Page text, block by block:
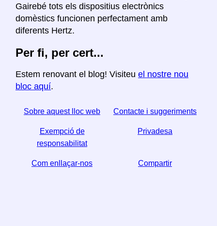
Gairebé tots els dispositius electrònics
domèstics funcionen perfectament amb
diferents Hertz.
Per fi, per cert...
Estem renovant el blog! Visiteu el nostre nou
bloc aquí.
Sobre aquest lloc web Contacte i suggeriments
Exempció de
responsabilitat
Privadesa
Com enllaçar-nos Compartir